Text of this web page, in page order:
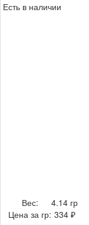
Есть в наличии
Вес:
4.14 гр
Цена за гр: 334 ₽